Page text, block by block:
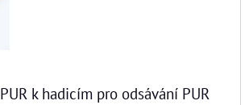
k hadicím pro odsávání PUR